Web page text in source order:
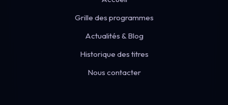
Grille des programmes
Actualités & Blog
Historique des titres
Nous contacter